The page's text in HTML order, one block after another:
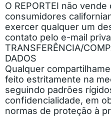
O REPORTEI não
consumidores
exercer qualquer um
contato pelo e-mail
TRANSFERÊNCIA/
DADOS
Qualquer
feito estritamente na
seguindo padrões
confidencialidade, em
normas de proteção à